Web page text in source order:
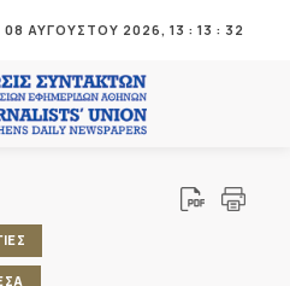
08 ΑΥΓΟΥΣΤΟΥ 2026, 13 : 13 : 32